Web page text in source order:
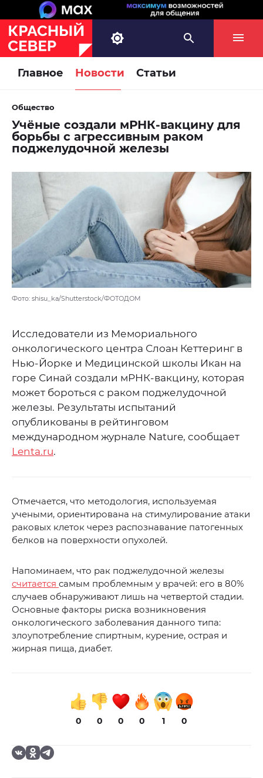
Главное Новости Статьи
Общество
Учёные создали мРНК-вакцину для
борьбы с агрессивным раком
поджелудочной железы
Фото: shisu_ka/Shutterstock/ФОТОДОМ
Исследователи из Мемориального
онкологического центра Слоан Кеттеринг в
Нью-Йорке и Медицинской школы Икан на
горе Синай создали мРНК-вакцину, которая
может бороться с раком поджелудочной
железы. Результаты испытаний
опубликованы в рейтинговом
международном журнале Nature, сообщает
Lenta.ru.
Отмечается, что методология, используемая
учеными, ориентирована на стимулирование атаки
раковых клеток через распознавание патогенных
белков на поверхности опухолей.
Напоминаем, что рак поджелудочной железы
считается самым проблемным у врачей: его в 80%
случаев обнаруживают лишь на четвертой стадии.
Основные факторы риска возникновения
онкологического заболевания данного типа:
злоупотребление спиртным, курение, острая и
жирная пища, диабет.
0 0 0 0 1 0